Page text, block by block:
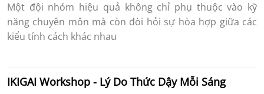
Một đội nhóm hiệu quả không chỉ phụ thuộc vào kỹ
năng chuyên môn mà còn đòi hỏi sự hòa hợp giữa các
kiểu tính cách khác nhau
IKIGAI Workshop - Lý Do Thức Dậy Mỗi Sáng